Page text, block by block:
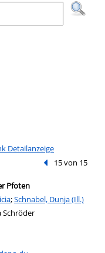
nach der Sie
Detailanzeige
Vorheriger Treffer
15 von 15
Pfoten
Verfasser
;Schnabel, Dunja (Ill.)
Schröder